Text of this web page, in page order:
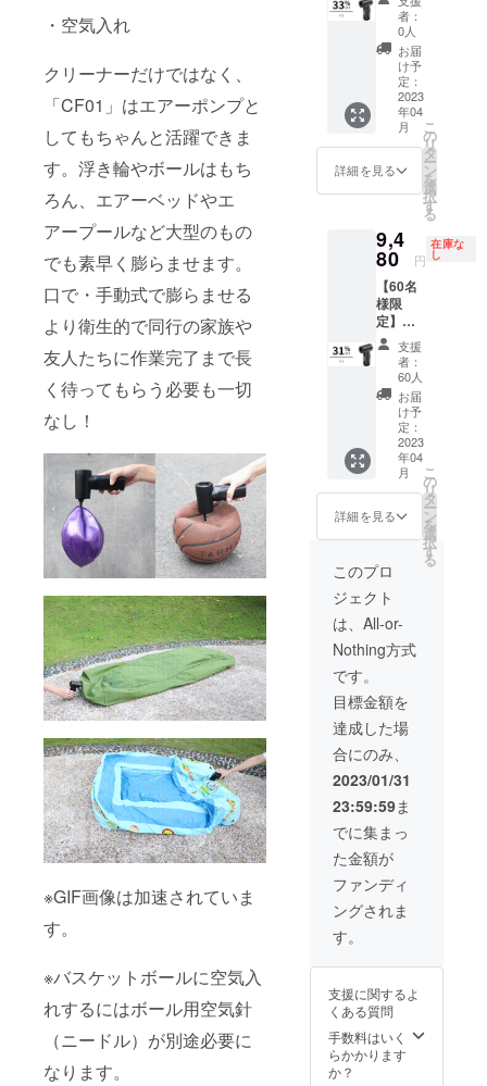
・空気入れ
クリーナーだけではなく、
「CF01」はエアーポンプと
してもちゃんと活躍できま
す。浮き輪やボールはもち
ろん、エアーベッドやエ
アープールなど大型のもの
でも素早く膨らませます。
口で・手動式で膨らませる
より衛生的で同行の家族や
友人たちに作業完了まで長
く待ってもらう必要も一切
なし！
※GIF画像は加速されていま
す。
※バスケットボールに空気入
れするにはボール用空気針
（ニードル）が別途必要に
なります。
ル×3 細
口ノズ
ル×3
ビッグ
ノズル
×3 太口
ノズル
×3 ク
リー
ナーノ
ル×3 ゴ
ムノズ
ル×3 収
納巾着
×3 日本
語取扱
説明書
F！ミニ
クリー
ナー
「CF01
」×3 ※
送料無
料（日
本国内
限定）
内容
物：
「CF01
×3
USB-A
to Type-
Cケーブ
ル×3 長
口ノズ
ル×3 細
口ノズ
ル×3
ビッグ
ノズル
×3 太口
ノズル
×3 ク
リー
ナーノ
ズル×3
ル×3 ゴ
ムノズ
ル×3 収
納巾着
×3 日本
語取扱
者：
0人
お届
け予
定：
2023
年04
月
詳細を見る
こ
の
リ
タ
ー
ン
を
選
択
す
る
9,4
80 円
在庫な
し
【60名
様限
定】超
超超早
割
31％OF
F！ミニ
クリー
ナー
「CF01
」×1 ※
送料無
料（日
本国内
限定）
内容
物：
「CF01
」本体
×1
USB-A
to Type-
口ノズ
ル×1 細
口ノズ
ル×1
ビッグ
ノズル
×1 太口
ノズル
×1 ク
リー
ナーノ
ズル×1
スモー
ムノズ
納巾着
×1 日本
語取扱
説明書
×1
支援
者：
60人
お届
け予
定：
2023
年04
月
詳細を見る
こ
の
リ
タ
ー
ン
を
選
択
す
る
このプロ
ジェクト
は、All-or-
Nothing方式
です。
目標金額を
達成した場
合にのみ、
2023/01/31
23:59:59ま
でに集まっ
た金額が
ファンディ
ングされま
す。
支援に関するよ
くある質問
手数料はいく
らかかります
か？